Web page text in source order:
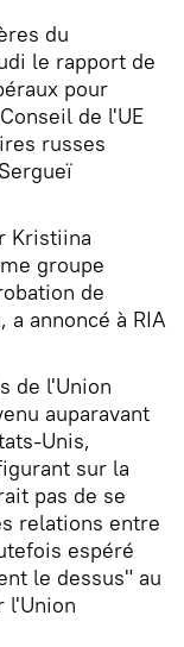
du
le rapport de
pour
de l'UE
russes
Kristiina
groupe
de
annoncé à RIA
de l'Union
auparavant
Unis,
sur la
pas de se
relations entre
espéré
le dessus" au
l'Union